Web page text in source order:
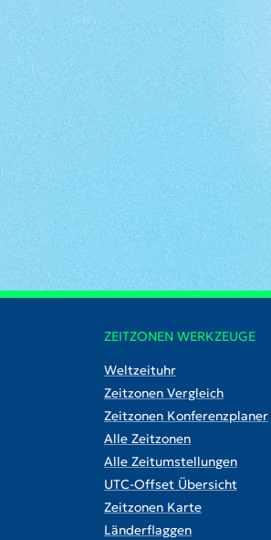
ZEITZONEN WERKZEUGE
Weltzeituhr
Zeitzonen Vergleich
Zeitzonen Konferenzplaner
Alle Zeitzonen
Alle Zeitumstellungen
UTC-Offset Übersicht
Zeitzonen Karte
Länderflaggen